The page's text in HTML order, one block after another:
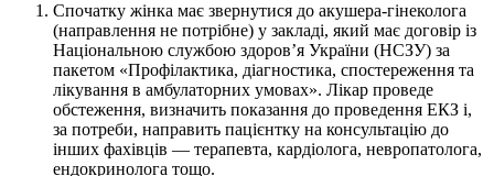
Спочатку жінка має звернутися до акушера-гінеколога
(направлення не потрібне) у закладі, який має договір із
Національною службою здоров’я України (НСЗУ) за
пакетом «Профілактика, діагностика, спостереження та
лікування в амбулаторних умовах». Лікар проведе
обстеження, визначить показання до проведення ЕКЗ і,
за потреби, направить пацієнтку на консультацію до
інших фахівців — терапевта, кардіолога, невропатолога,
ендокринолога тощо.